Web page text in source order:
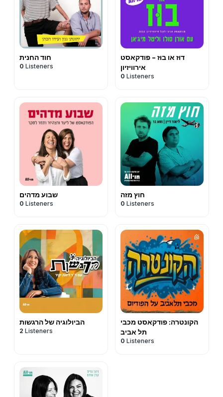
חוד החנית
0 Listeners
דוּז או בוּז - פודקאסט
אירוויזיון
0 Listeners
שבוע מדהים
0 Listeners
חוץ מזה
0 Listeners
הביולוגיה של הרגשות
2 Listeners
הקונטרה: פודקאסט מכבי
תל אביב
0 Listeners